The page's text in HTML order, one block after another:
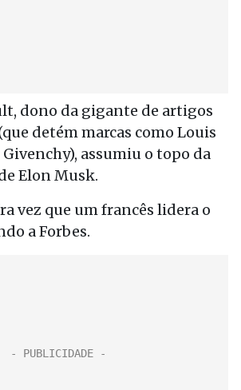
dono da gigante de artigos
detém marcas como Louis
assumiu o topo da
Elon Musk.
vez que um francês lidera o
a Forbes.